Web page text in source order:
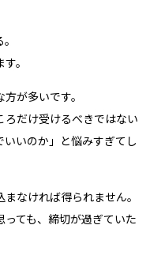
。
が多いです。
だけ受けるべきではない
いのか」と悩みすぎてし
なければ得られません。
ても、締切が過ぎていた